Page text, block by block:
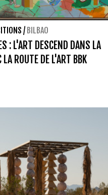
/ BILBAO
: L'ART DESCEND DANS LA
LA ROUTE DE L'ART BBK